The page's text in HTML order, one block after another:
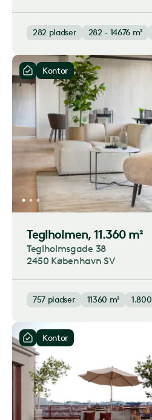
282 pladser 282 - 14676 m²
Kontor
Teglholmen, 11.360 m²
Teglholmsgade 38
2450 København SV
757 pladser 11360 m² 1.800
Kontor